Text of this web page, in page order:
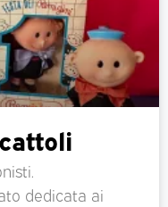
dedicata ai